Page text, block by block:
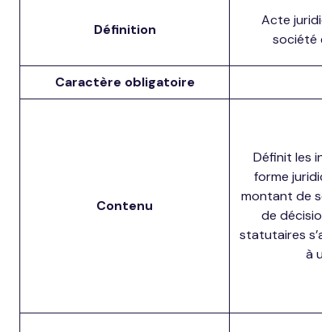
Définition
Acte
société
Caractère obligatoire
Contenu
Définit les
forme
montant de
de
statutaires
à